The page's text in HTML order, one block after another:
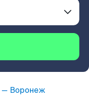
— Воронеж